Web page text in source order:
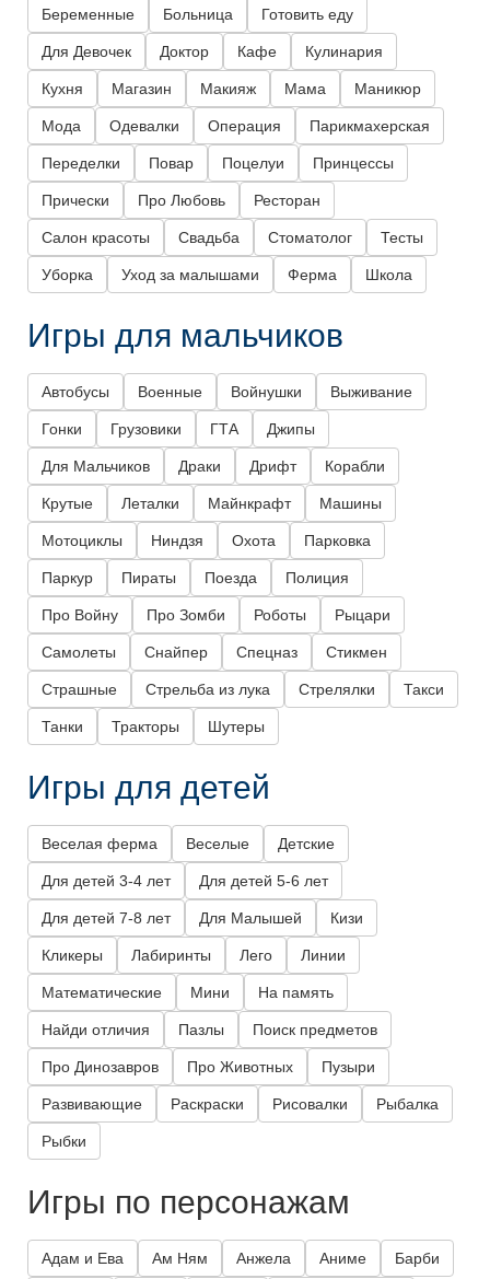
Беременные Больница Готовить еду
Для Девочек Доктор Кафе Кулинария
Кухня Магазин Макияж Мама Маникюр
Мода Одевалки Операция Парикмахерская
Переделки Повар Поцелуи Принцессы
Прически Про Любовь Ресторан
Салон красоты Свадьба Стоматолог Тесты
Уборка Уход за малышами Ферма Школа
Игры для мальчиков
Автобусы Военные Войнушки Выживание
Гонки Грузовики ГТА Джипы
Для Мальчиков Драки Дрифт Корабли
Крутые Леталки Майнкрафт Машины
Мотоциклы Ниндзя Охота Парковка
Паркур Пираты Поезда Полиция
Про Войну Про Зомби Роботы Рыцари
Самолеты Снайпер Спецназ Стикмен
Страшные Стрельба из лука Стрелялки Такси
Танки Тракторы Шутеры
Игры для детей
Веселая ферма Веселые Детские
Для детей 3-4 лет Для детей 5-6 лет
Для детей 7-8 лет Для Малышей Кизи
Кликеры Лабиринты Лего Линии
Математические Мини На память
Найди отличия Пазлы Поиск предметов
Про Динозавров Про Животных Пузыри
Развивающие Раскраски Рисовалки Рыбалка
Рыбки
Игры по персонажам
Адам и Ева Ам Ням Анжела Аниме Барби